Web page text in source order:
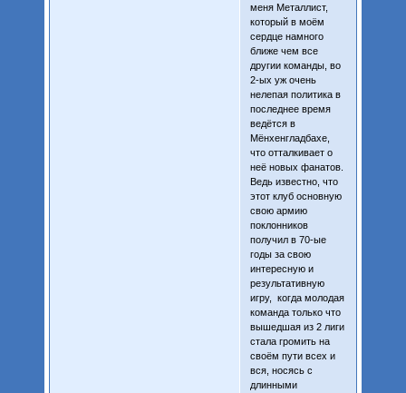
меня Металлист,
который в моём
сердце намного
ближе чем все
другии команды, во
2-ых уж очень
нелепая политика в
последнее время
ведётся в
Мёнхенгладбахе,
что отталкивает о
неё новых фанатов.
Ведь известно, что
этот клуб основную
свою армию
поклонников
получил в 70-ые
годы за свою
интересную и
результативную
игру, когда молодая
команда только что
вышедшая из 2 лиги
стала громить на
своём пути всех и
вся, носясь с
длинными